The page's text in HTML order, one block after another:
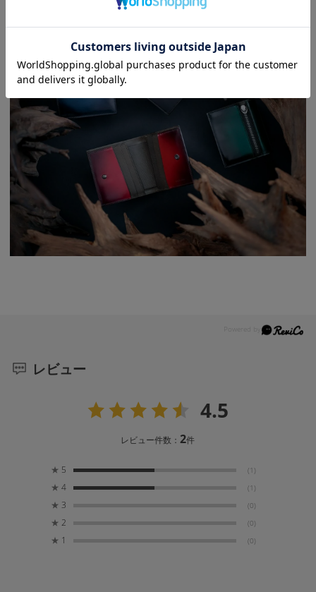
レビュー
4.5
レビュー件数：2件
★ 5 (1)
★ 4 (1)
★ 3 (0)
★ 2 (0)
★ 1 (0)